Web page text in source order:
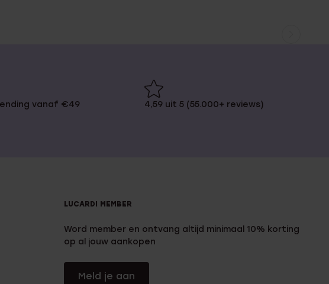
vanaf €49 4,59 uit 5 (55.000+ reviews)
LUCARDI MEMBER
Word member en ontvang altijd minimaal 10% korting
op al jouw aankopen
Meld je aan